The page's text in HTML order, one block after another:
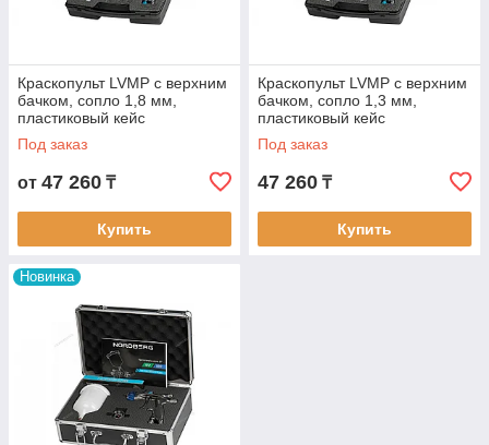
Краскопульт LVMP с верхним
бачком, сопло 1,8 мм,
пластиковый кейс
NORDBERG
Под заказ
от 47 260 ₸
Купить
Краскопульт LVMP с верхним
бачком, сопло 1,3 мм,
пластиковый кейс
NORDBERG
Под заказ
47 260 ₸
Купить
Новинка